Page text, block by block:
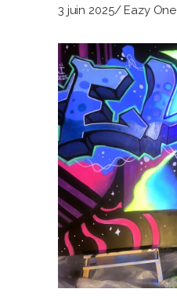
3 juin 2025 Eazy One